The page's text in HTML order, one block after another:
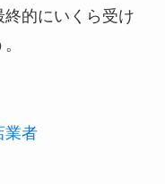
的にいくら受け
業者